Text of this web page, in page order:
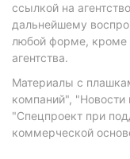
ссылкой на
дальнейшему
любой форме, кроме
агентства.
Материалы с
компаний", "Новости
"Спецпроект при
коммерческой